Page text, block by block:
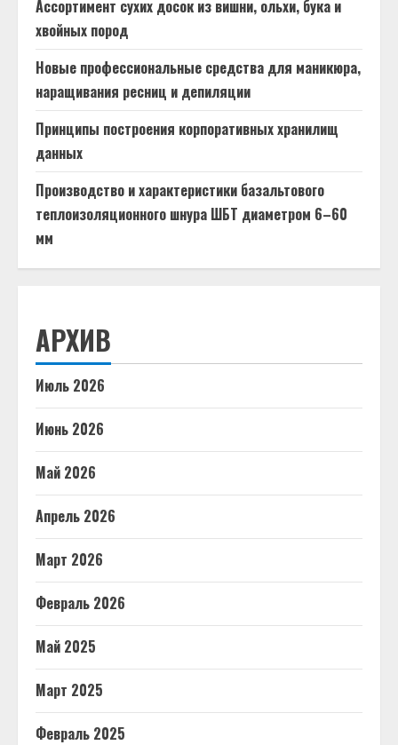
Ассортимент сухих досок из вишни, ольхи, бука и
хвойных пород
Новые профессиональные средства для маникюра,
наращивания ресниц и депиляции
Принципы построения корпоративных хранилищ
данных
Производство и характеристики базальтового
теплоизоляционного шнура ШБТ диаметром 6–60
мм
АРХИВ
Июль 2026
Июнь 2026
Май 2026
Апрель 2026
Март 2026
Февраль 2026
Май 2025
Март 2025
Февраль 2025